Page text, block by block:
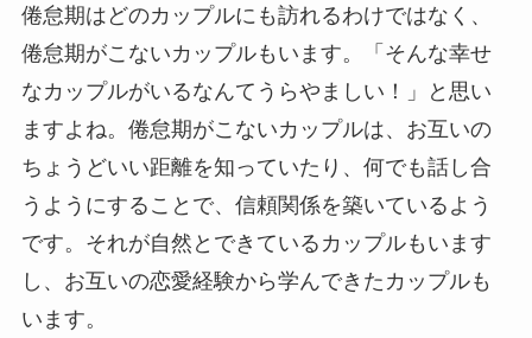
倦怠期はどのカップルにも訪れるわけではなく、
倦怠期がこないカップルもいます。「そんな幸せ
なカップルがいるなんてうらやましい！」と思い
ますよね。倦怠期がこないカップルは、お互いの
ちょうどいい距離を知っていたり、何でも話し合
うようにすることで、信頼関係を築いているよう
です。それが自然とできているカップルもいます
し、お互いの恋愛経験から学んできたカップルも
います。